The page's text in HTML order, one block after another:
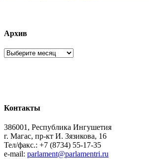
Архив
Архив
Контакты
386001, Республика Ингушетия
г. Магас, пр-кт И. Зязикова, 16
Тел/факс.: +7 (8734) 55-17-35
e-mail: parlament@parlamentri.ru